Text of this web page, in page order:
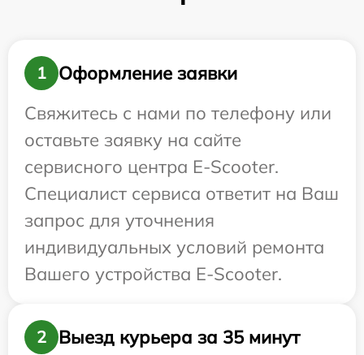
1
Оформление заявки
Свяжитесь с нами по телефону или
оставьте заявку на сайте
сервисного центра E-Scooter.
Специалист сервиса ответит на Ваш
запрос для уточнения
индивидуальных условий ремонта
Вашего устройства E-Scooter.
2
Выезд курьера за 35 минут